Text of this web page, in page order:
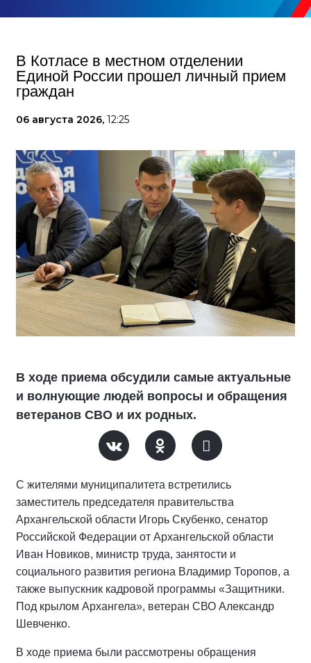
В Котласе в местном отделении
Единой России прошел личный прием
граждан
06 августа 2026, 12:25
В ходе приема обсудили самые актуальные
и волнующие людей вопросы и обращения
ветеранов СВО и их родных.
С жителями муниципалитета встретились
заместитель председателя правительства
Архангельской области Игорь Скубенко, сенатор
Российской Федерации от Архангельской области
Иван Новиков, министр труда, занятости и
социального развития региона Владимир Торопов, а
также выпускник кадровой программы «Защитники.
Под крылом Архангела», ветеран СВО Александр
Шевченко.
В ходе приема были рассмотрены обращения